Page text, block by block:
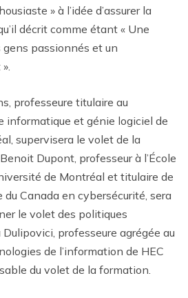
» à l’idée d’assurer la
décrit comme étant « Une
passionnés et un
professeure titulaire au
informatique et génie logiciel de
supervisera le volet de la
Dupont, professeur à l’École
de Montréal et titulaire de
du Canada en cybersécurité, sera
le volet des politiques
professeure agrégée au
de l’information de HEC
du volet de la formation.